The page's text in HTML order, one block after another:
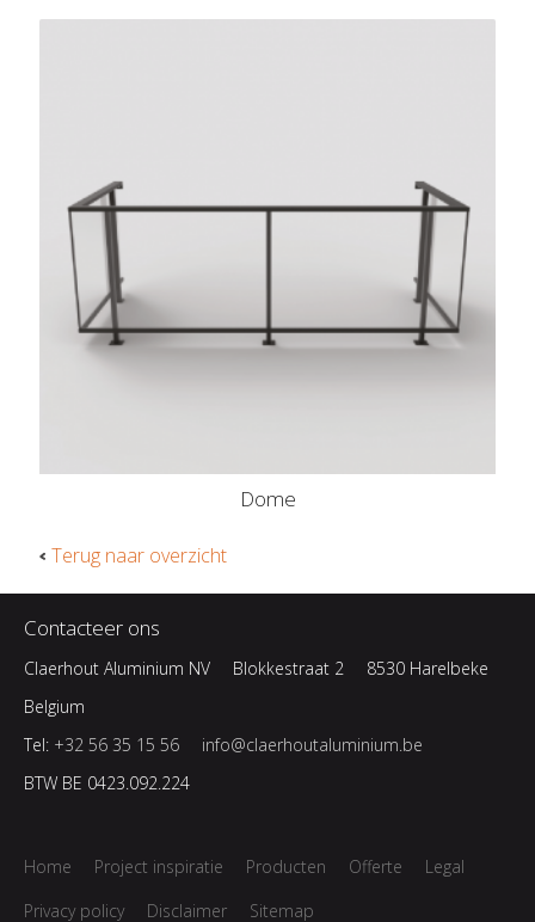
Dome
Terug naar overzicht
Contacteer ons
Claerhout Aluminium NV Blokkestraat 2
8530 Harelbeke
Belgium
Tel: +32 56 35 15 56
info@claerhoutaluminium.be
BTW BE 0423.092.224
Home Project inspiratie Producten Offerte
Legal
Privacy policy
Disclaimer Sitemap